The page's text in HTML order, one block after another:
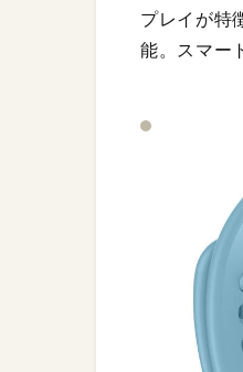
プレイが特
能。スマー